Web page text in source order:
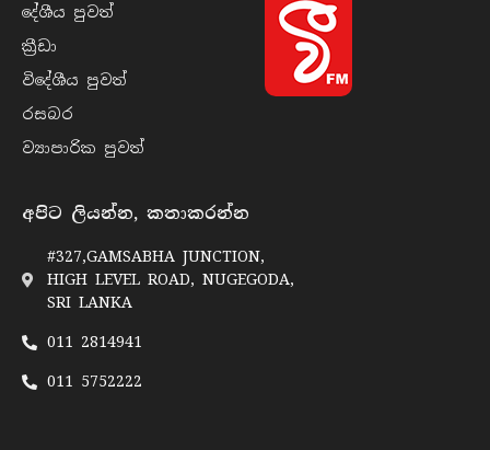
දේශීය පුව​ත්
ක්‍රී​ඩා
විදේශීය පුව​ත්
රසබ​ර
ව්‍යාපාරික පුව​ත්
අපිට ලියන්න, කතාකරන්න
#327,GAMSABHA JUNCTION,
HIGH LEVEL ROAD, NUGEGODA,
SRI LANKA
011 2814941
011 5752222